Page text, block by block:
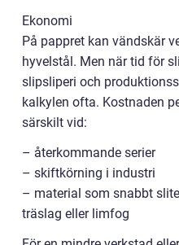
Ekonomi
På pappret kan vändskär
hyvelstål. Men när tid för
slipsliperi och
kalkylen ofta. Kostnaden
särskilt vid:
– återkommande serier
– skiftkörning i industri
– material som snabbt
träslag eller limfog